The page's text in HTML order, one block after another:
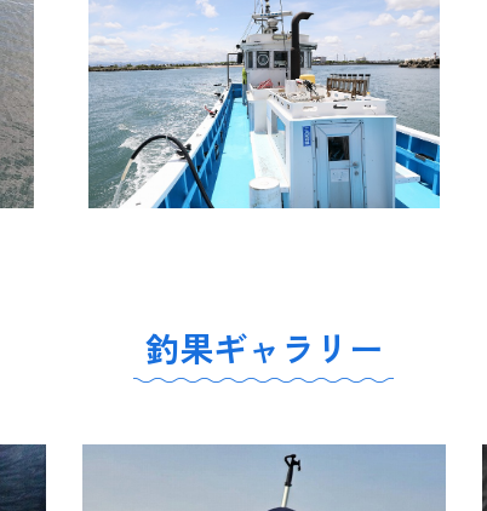
釣果ギャラリー